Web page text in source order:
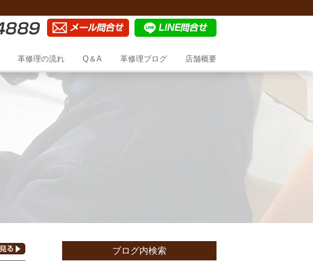
革修理の流れ Q＆A 革修理ブログ 店舗概要
ブログ内検索